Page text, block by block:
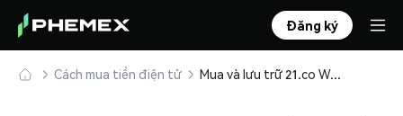
Đăng ký
Cách mua tiền điện tử Mua và lưu trữ 21.co Wrapped BNB (21BNB) an toàn